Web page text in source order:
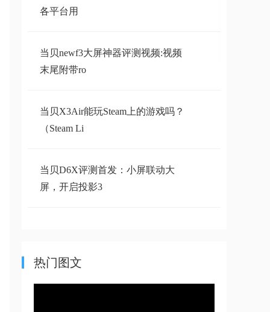
各平台用
当贝newf3大屏神器评测视频:视频
末尾附带ro
当贝X3Air能玩Steam上的游戏吗？
（Steam Li
当贝D6X评测首发：小屏联动大
屏，开启投影3
当贝投影仪开启ADB调试的方法
热门图文